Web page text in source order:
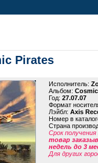
Pirates
Исполнитель:
Альбом:
Год: 27.07.07
Формат
Лэйбл: Axis
Номер в
Страна
Срок
товар
недель до 3
Для других